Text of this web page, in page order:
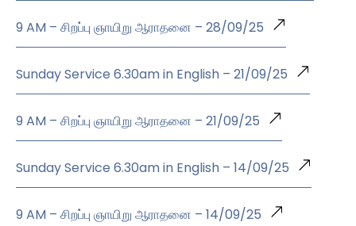
9 AM – சிறப்பு ஞாயிறு ஆராதனை – 28/09/25
Sunday Service 6.30am in English – 21/09/25
9 AM – சிறப்பு ஞாயிறு ஆராதனை – 21/09/25
Sunday Service 6.30am in English – 14/09/25
9 AM – சிறப்பு ஞாயிறு ஆராதனை – 14/09/25